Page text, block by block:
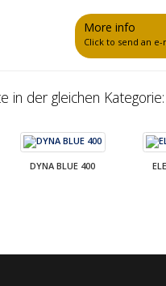
More info
Click to send an e-
in der gleichen Kategorie:
DYNA BLUE 400